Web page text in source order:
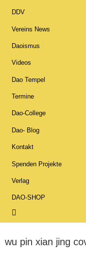
DDV
Vereins News
Daoismus
Videos
Dao Tempel
Termine
Dao-College
Dao- Blog
Kontakt
Spenden Projekte
Verlag
DAO-SHOP
wu pin xian jing